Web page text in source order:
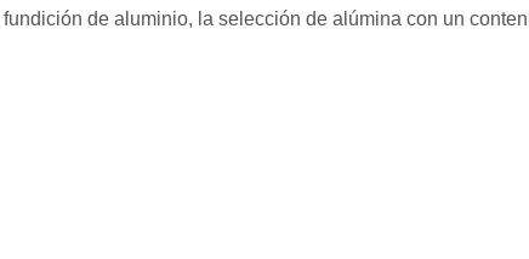
de aluminio, la selección de alúmina con un